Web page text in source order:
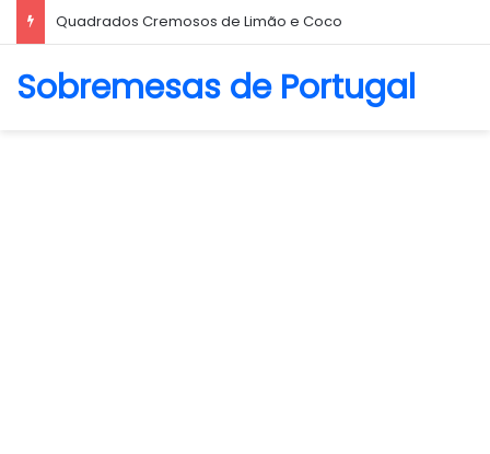
Quadrados Cremosos de Limão e Coco
Sobremesas de Portugal